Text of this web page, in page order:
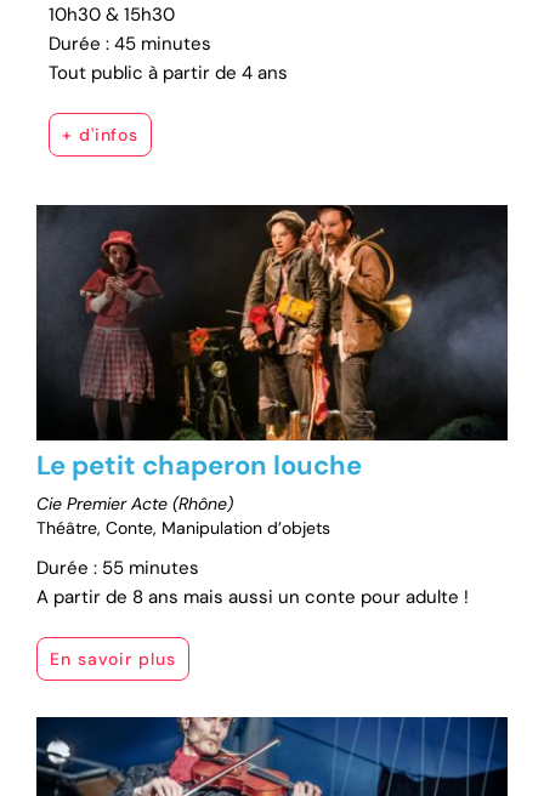
10h30 & 15h30
Durée : 45 minutes
Tout public à partir de 4 ans
+ d'infos
Le petit chaperon louche
Cie Premier Acte (Rhône)
Théâtre, Conte, Manipulation d’objets
Durée : 55 minutes
A partir de 8 ans mais aussi un conte pour adulte !
En savoir plus